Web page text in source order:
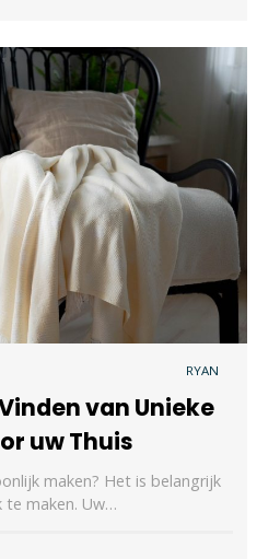
RYAN
van Unieke
uw Thuis
maken? Het is belangrijk
te maken. Uw…